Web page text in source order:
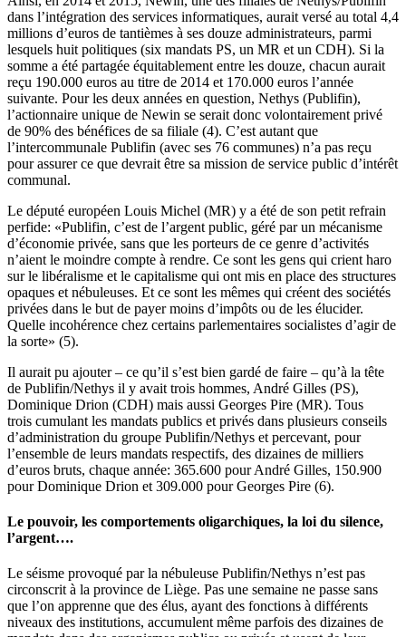
dans l’intégration des services informatiques, aurait versé au total 4,4
millions d’euros de tantièmes à ses douze administrateurs, parmi
lesquels huit politiques (six mandats PS, un MR et un CDH). Si la
somme a été partagée équitablement entre les douze, chacun aurait
reçu 190.000 euros au titre de 2014 et 170.000 euros l’année
suivante. Pour les deux années en question, Nethys (Publifin),
l’actionnaire unique de Newin se serait donc volontairement privé
de 90% des bénéfices de sa filiale (4). C’est autant que
l’intercommunale Publifin (avec ses 76 communes) n’a pas reçu
pour assurer ce que devrait être sa mission de service public d’intérêt
communal.
Le député européen Louis Michel (MR) y a été de son petit refrain
perfide: «Publifin, c’est de l’argent public, géré par un mécanisme
d’économie privée, sans que les porteurs de ce genre d’activités
n’aient le moindre compte à rendre. Ce sont les gens qui crient haro
sur le libéralisme et le capitalisme qui ont mis en place des structures
opaques et nébuleuses. Et ce sont les mêmes qui créent des sociétés
privées dans le but de payer moins d’impôts ou de les élucider.
Quelle incohérence chez certains parlementaires socialistes d’agir de
la sorte» (5).
Il aurait pu ajouter – ce qu’il s’est bien gardé de faire – qu’à la tête
de Publifin/Nethys il y avait trois hommes, André Gilles (PS),
Dominique Drion (CDH) mais aussi Georges Pire (MR). Tous
trois cumulant les mandats publics et privés dans plusieurs conseils
d’administration du groupe Publifin/Nethys et percevant, pour
l’ensemble de leurs mandats respectifs, des dizaines de milliers
d’euros bruts, chaque année: 365.600 pour André Gilles, 150.900
pour Dominique Drion et 309.000 pour Georges Pire (6).
Le pouvoir, les comportements oligarchiques, la loi du silence,
l’argent….
Le séisme provoqué par la nébuleuse Publifin/Nethys n’est pas
circonscrit à la province de Liège. Pas une semaine ne passe sans
que l’on apprenne que des élus, ayant des fonctions à différents
niveaux des institutions, accumulent même parfois des dizaines de